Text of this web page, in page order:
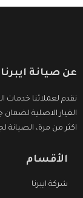
عن صيانة ايبرنا
نقدم لعملائنا خدمات
الغيار الاصلية
اكثر من مرة، الصيانة
الأقسام
شركة ايبرنا